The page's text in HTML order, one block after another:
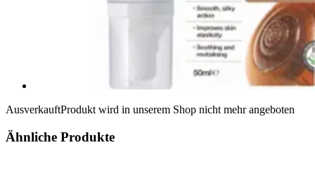
AusverkauftProdukt wird in unserem Shop nicht mehr angeboten
Ähnliche Produkte